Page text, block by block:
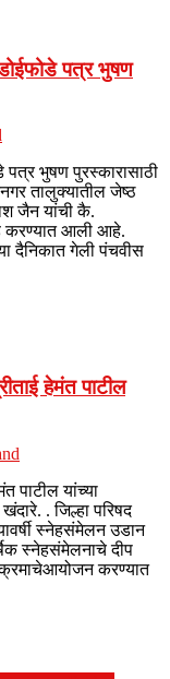
पत्र भुषण
भुषण पुरस्कारासाठी
तालुक्यातील जेष्ठ
जैन यांची कै.
करण्यात आली आहे.
दैनिकात गेली पंचवीस
हेमंत पाटील
पाटील यांच्या
. जिल्हा परिषद
स्नेहसंमेलन उडान
स्नेहसंमेलनाचे दीप
करण्यात